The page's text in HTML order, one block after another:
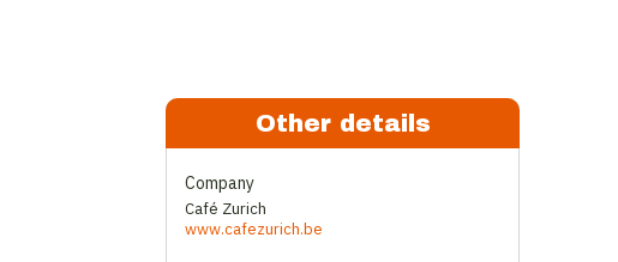
Other details
Company
Café Zurich
www.cafezurich.be